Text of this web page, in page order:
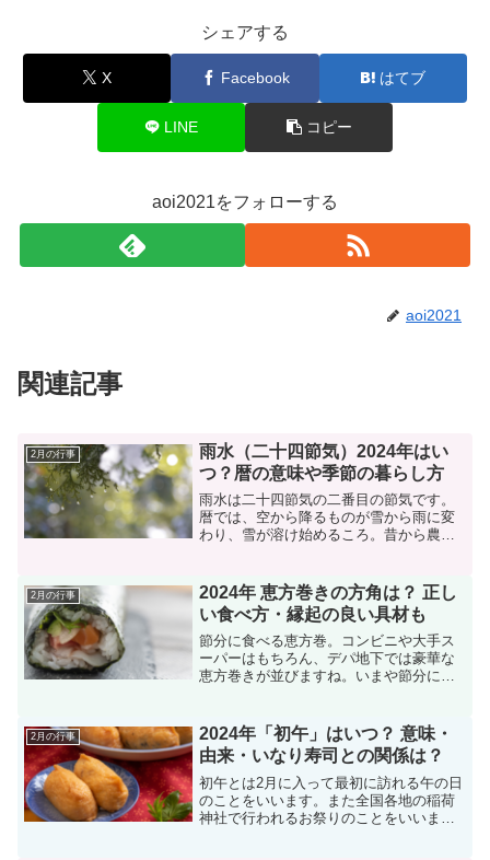
シェアする
X Facebook はてブ
LINE コピー
aoi2021をフォローする
aoi2021
関連記事
2月の行事
雨水（二十四節気）2024年はい
つ？暦の意味や季節の暮らし方
雨水は二十四節気の二番目の節気です。
暦では、空から降るものが雪から雨に変
わり、雪が溶け始めるころ。昔から農耕
ツなどが旬を迎えます。
2月の行事
2024年 恵方巻きの方角は？ 正し
い食べ方・縁起の良い具材も
節分に食べる恵方巻。コンビニや大手ス
ーパーはもちろん、デパ地下では豪華な
恵方巻きが並びますね。いまや節分に欠
っています。正しい食べ方、縁起のよい
具材も紹介します。
2月の行事
2024年「初午」はいつ？ 意味・
由来・いなり寿司との関係は？
初午とは2月に入って最初に訪れる午の日
のことをいいます。また全国各地の稲荷
神社で行われるお祭りのことをいいま